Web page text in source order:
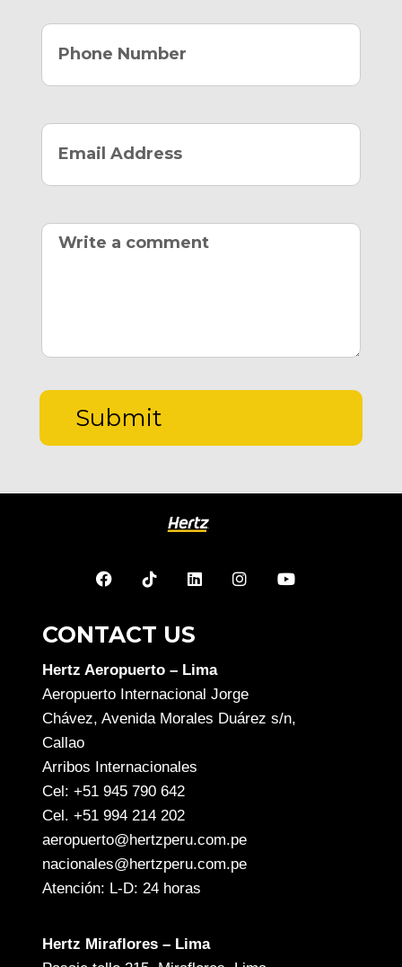
CONTACT US
Hertz Aeropuerto – Lima
Aeropuerto Internacional Jorge
Chávez, Avenida Morales Duárez s/n,
Callao
Arribos Internacionales
Cel: +51 945 790 642
Cel. +51 994 214 202
aeropuerto@hertzperu.com.pe
nacionales@hertzperu.com.pe
Atención: L-D: 24 horas
Hertz Miraflores – Lima